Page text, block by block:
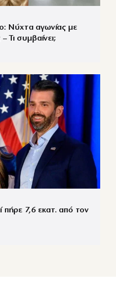
Νύχτα αγωνίας με
Τι συμβαίνει;
πήρε 7,6 εκατ. από τον